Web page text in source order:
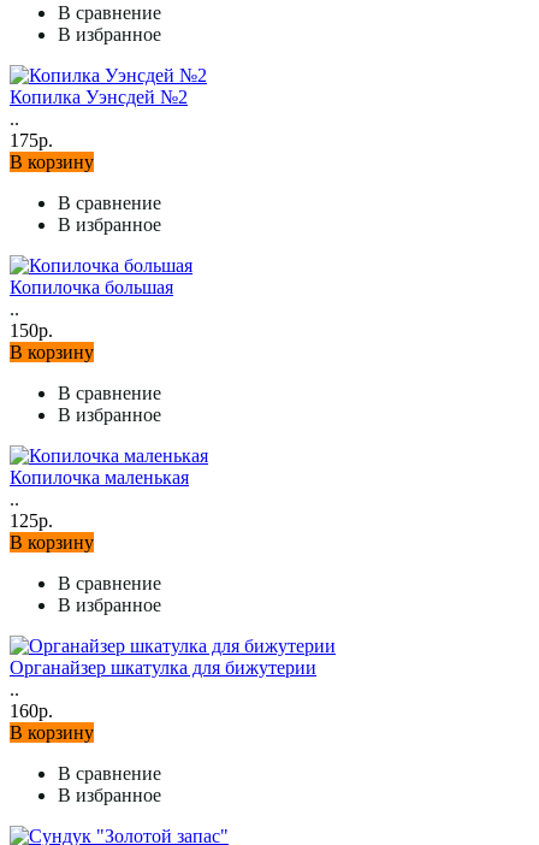
В сравнение
В избранное
Копилка Уэнсдей №2
..
175р.
В корзину
В сравнение
В избранное
Копилочка большая
..
150р.
В корзину
В сравнение
В избранное
Копилочка маленькая
..
125р.
В корзину
В сравнение
В избранное
Органайзер шкатулка для бижутерии
..
160р.
В корзину
В сравнение
В избранное